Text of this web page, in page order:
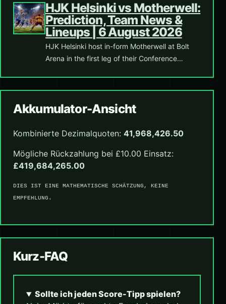
HJK Helsinki vs Motherwell:
Prediction, Team News &
Lineups | 6 August 2026
HJK Helsinki host in-form Motherwell at Bolt
Arena in the first leg of their Conference…
Akkumulator-Ansicht
Kombinierte Dezimalquoten: 41,968,426.50
Mögliche Rückzahlung bei £10.00 Einsatz:
£419,684,265.00
DIES IST EINE MATHEMATISCHE SCHÄTZUNG, KEINE
EMPFEHLUNG.
Kurz-FAQ
Sollte ich jeden Score-Tipp spielen?